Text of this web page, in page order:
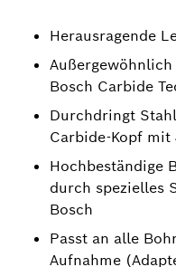
Herausragende
Bosch Carbide
Durchdringt
Carbide-Kopf mit
Hochbeständige
durch spezielles
Bosch
Passt an alle
Aufnahme